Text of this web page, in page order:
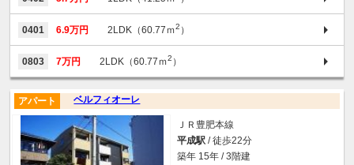
0401 6.9万円 2LDK（60.77ｍ2 ）
0803 7万円 2LDK（60.77ｍ2 ）
ベルフィオーレ
アパート
ＪＲ豊肥本線
平成駅 / 徒歩22分
築年 15年 / 3階建